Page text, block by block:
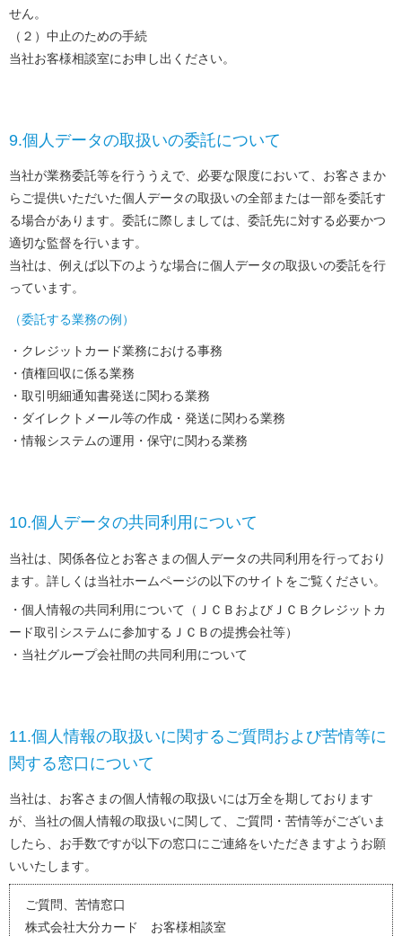
せん。
（２）中止のための手続
当社お客様相談室にお申し出ください。
9.個人データの取扱いの委託について
当社が業務委託等を行ううえで、必要な限度において、お客さまか
らご提供いただいた個人データの取扱いの全部または一部を委託す
る場合があります。委託に際しましては、委託先に対する必要かつ
適切な監督を行います。
当社は、例えば以下のような場合に個人データの取扱いの委託を行
っています。
（委託する業務の例）
クレジットカード業務における事務
債権回収に係る業務
取引明細通知書発送に関わる業務
ダイレクトメール等の作成・発送に関わる業務
情報システムの運用・保守に関わる業務
10.個人データの共同利用について
当社は、関係各位とお客さまの個人データの共同利用を行っており
ます。詳しくは当社ホームページの以下のサイトをご覧ください。
個人情報の共同利用について（ＪＣＢおよびＪＣＢクレジットカ
ード取引システムに参加するＪＣＢの提携会社等）
当社グループ会社間の共同利用について
11.個人情報の取扱いに関するご質問および苦情等に
関する窓口について
当社は、お客さまの個人情報の取扱いには万全を期しております
が、当社の個人情報の取扱いに関して、ご質問・苦情等がございま
したら、お手数ですが以下の窓口にご連絡をいただきますようお願
いいたします。
ご質問、苦情窓口
株式会社大分カード お客様相談室